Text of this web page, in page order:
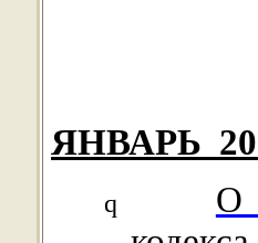
ЯНВАРЬ
q
О